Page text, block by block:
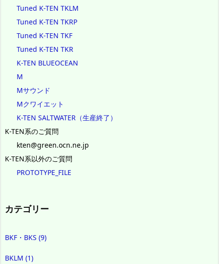
Tuned K-TEN TKLM
Tuned K-TEN TKRP
Tuned K-TEN TKF
Tuned K-TEN TKR
K-TEN BLUEOCEAN
M
Mサウンド
Mクワイエット
K-TEN SALTWATER（生産終了）
K-TEN系のご質問
kten@green.ocn.ne.jp
K-TEN系以外のご質問
PROTOTYPE_FILE
カテゴリー
BKF・BKS (9)
BKLM (1)